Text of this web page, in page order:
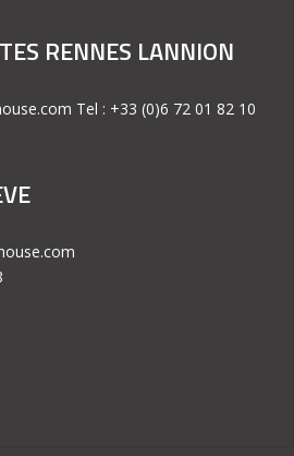
RENNES LANNION
Tel : +33 (0)6 72 01 82 10